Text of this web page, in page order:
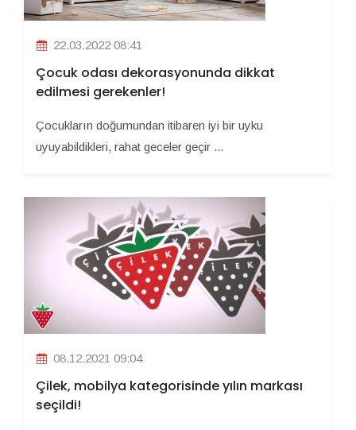
22.03.2022 08:41
Çocuk odası dekorasyonunda dikkat
edilmesi gerekenler!
Çocukların doğumundan itibaren iyi bir uyku
uyuyabildikleri, rahat geceler geçir ...
08.12.2021 09:04
Çilek, mobilya kategorisinde yılın markası
seçildi!